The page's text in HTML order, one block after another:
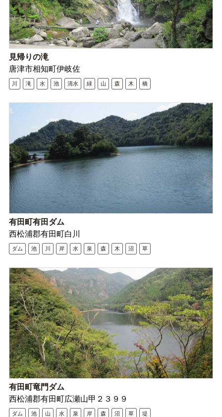
見帰りの滝
唐津市相知町伊岐佐
川 滝 水 池 清水 緑 山 森 木 橋
有田町有田ダム
西松浦郡有田町白川
ダム 池 川 岸 水 泉 森 木 沼 草
有田町竜門ダム
西松浦郡有田町広瀬山甲２３９９
ダム 池 山 水 泉 岸 森 沼 草 堤